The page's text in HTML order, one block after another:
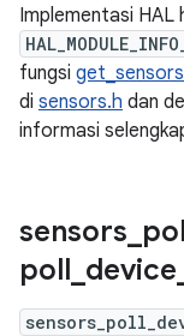
Implementasi HAL
fungsi
di sensors.h dan
informasi
sensors
poll device